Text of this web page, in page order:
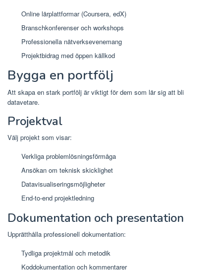
Online lärplattformar (Coursera, edX)
Branschkonferenser och workshops
Professionella nätverksevenemang
Projektbidrag med öppen källkod
Bygga en portfölj
Att skapa en stark portfölj är viktigt för dem som lär sig att bli
datavetare.
Projektval
Välj projekt som visar:
Verkliga problemlösningsförmåga
Ansökan om teknisk skicklighet
Datavisualiseringsmöjligheter
End-to-end projektledning
Dokumentation och presentation
Upprätthålla professionell dokumentation:
Tydliga projektmål och metodik
Koddokumentation och kommentarer